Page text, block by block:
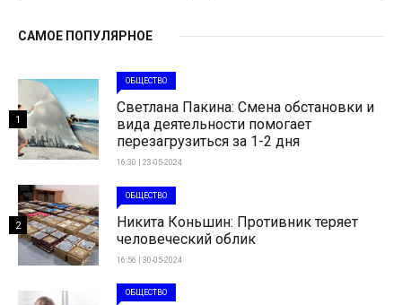
САМОЕ ПОПУЛЯРНОЕ
ОБЩЕСТВО
Светлана Пакина: Смена обстановки и
вида деятельности помогает
перезагрузиться за 1-2 дня
16:30 | 23-05-2024
1
ОБЩЕСТВО
Никита Коньшин: Противник теряет
человеческий облик
16:56 | 30-05-2024
2
ОБЩЕСТВО